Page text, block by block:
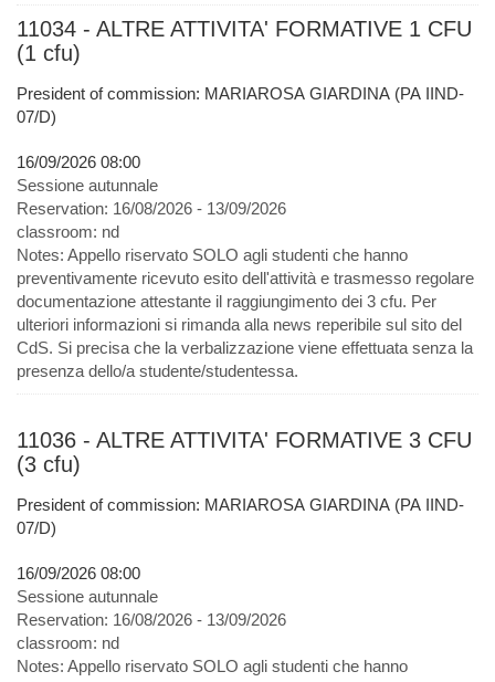
11034 - ALTRE ATTIVITA' FORMATIVE 1 CFU
(1 cfu)
President of commission: MARIAROSA GIARDINA (PA IIND-
07/D)
16/09/2026 08:00
Sessione autunnale
Reservation: 16/08/2026 - 13/09/2026
classroom: nd
Notes: Appello riservato SOLO agli studenti che hanno
preventivamente ricevuto esito dell'attività e trasmesso regolare
documentazione attestante il raggiungimento dei 3 cfu. Per
ulteriori informazioni si rimanda alla news reperibile sul sito del
CdS. Si precisa che la verbalizzazione viene effettuata senza la
presenza dello/a studente/studentessa.
11036 - ALTRE ATTIVITA' FORMATIVE 3 CFU
(3 cfu)
President of commission: MARIAROSA GIARDINA (PA IIND-
07/D)
16/09/2026 08:00
Sessione autunnale
Reservation: 16/08/2026 - 13/09/2026
classroom: nd
Notes: Appello riservato SOLO agli studenti che hanno